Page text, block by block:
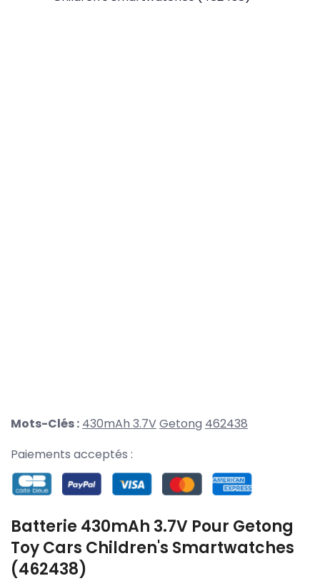
Mots-Clés : 430mAh 3.7VGetong 462438
Paiements acceptés :
Batterie 430mAh 3.7V Pour Getong
Toy Cars Children's Smartwatches
(462438)